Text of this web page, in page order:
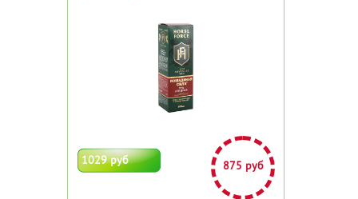
1029 руб 875 руб